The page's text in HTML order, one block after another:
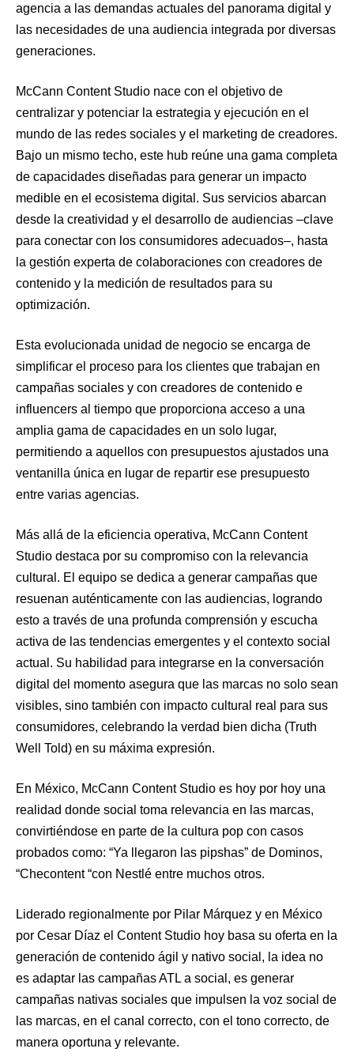
agencia a las demandas actuales del panorama digital y
las necesidades de una audiencia integrada por diversas
generaciones.
McCann Content Studio nace con el objetivo de
centralizar y potenciar la estrategia y ejecución en el
mundo de las redes sociales y el marketing de creadores.
Bajo un mismo techo, este hub reúne una gama completa
de capacidades diseñadas para generar un impacto
medible en el ecosistema digital. Sus servicios abarcan
desde la creatividad y el desarrollo de audiencias –clave
para conectar con los consumidores adecuados–, hasta
la gestión experta de colaboraciones con creadores de
contenido y la medición de resultados para su
optimización.
Esta evolucionada unidad de negocio se encarga de
simplificar el proceso para los clientes que trabajan en
campañas sociales y con creadores de contenido e
influencers al tiempo que proporciona acceso a una
amplia gama de capacidades en un solo lugar,
permitiendo a aquellos con presupuestos ajustados una
ventanilla única en lugar de repartir ese presupuesto
entre varias agencias.
Más allá de la eficiencia operativa, McCann Content
Studio destaca por su compromiso con la relevancia
cultural. El equipo se dedica a generar campañas que
resuenan auténticamente con las audiencias, logrando
esto a través de una profunda comprensión y escucha
activa de las tendencias emergentes y el contexto social
actual. Su habilidad para integrarse en la conversación
digital del momento asegura que las marcas no solo sean
visibles, sino también con impacto cultural real para sus
consumidores, celebrando la verdad bien dicha (Truth
Well Told) en su máxima expresión.
En México, McCann Content Studio es hoy por hoy una
realidad donde social toma relevancia en las marcas,
convirtiéndose en parte de la cultura pop con casos
probados como: “Ya llegaron las pipshas” de Dominos,
“Checontent “con Nestlé entre muchos otros.
Liderado regionalmente por Pilar Márquez y en México
por Cesar Díaz el Content Studio hoy basa su oferta en la
generación de contenido ágil y nativo social, la idea no
es adaptar las campañas ATL a social, es generar
campañas nativas sociales que impulsen la voz social de
las marcas, en el canal correcto, con el tono correcto, de
manera oportuna y relevante.